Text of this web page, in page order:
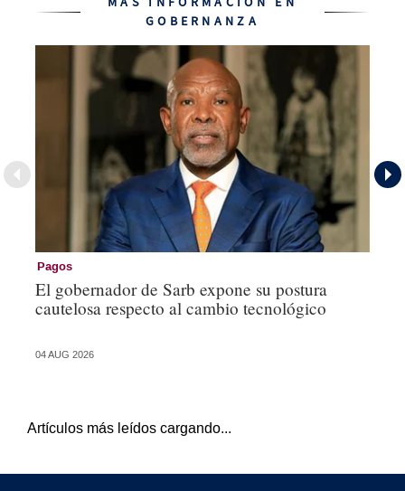
GOBERNANZA
Pagos
El gobernador de Sarb expone su postura
cautelosa respecto al cambio tecnológico
04 AUG 2026
Artículos más leídos cargando...